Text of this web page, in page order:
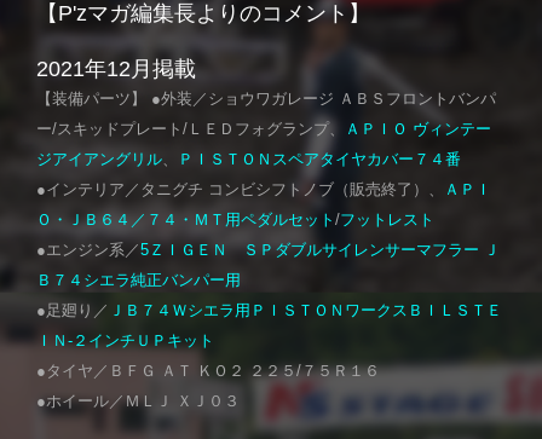
【P'zマガ編集長よりのコメント】
2021年12月掲載
【装備パーツ】 ●外装／ショウワガレージ ＡＢＳフロントバンパ
ー/スキッドプレート/ＬＥＤフォグランプ、
ＡＰＩＯ ヴィンテー
ジアイアングリル、
ＰＩＳＴＯＮスペアタイヤカバー７４番
●インテリア／タニグチ コンビシフトノブ（販売終了）、
ＡＰＩ
Ｏ・ＪＢ６４／７４・ＭＴ用ペダルセット/フットレスト
●エンジン系／5ＺＩＧＥＮ ＳＰダブルサイレンサーマフラー Ｊ
Ｂ７４シエラ純正バンパー用
●足廻り／ ＪＢ７４Ｗシエラ用ＰＩＳＴＯＮワークスＢＩＬＳＴＥ
ＩＮ-２インチＵＰキット
●タイヤ／ＢＦＧ ＡＴ ＫＯ２ ２２５/７５Ｒ１６
●ホイール／ＭＬＪ ＸＪ０３